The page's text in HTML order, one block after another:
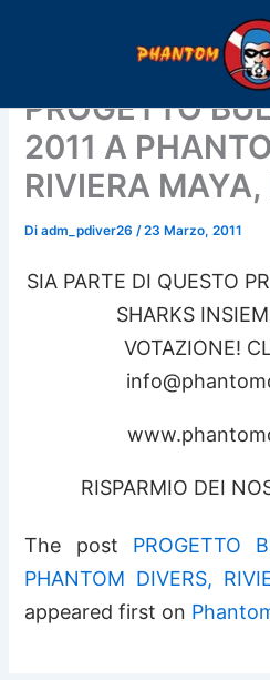
PROGETTO
2011 A
RIVIERA
Diadm_pdiver26/23 Marzo, 2011
SIA PARTE DI QUESTO
SHARKS
VOTAZIONE!
RISPARMIO DEI
The post PROGETTO
PHANTOM DIVERS,
appeared first on